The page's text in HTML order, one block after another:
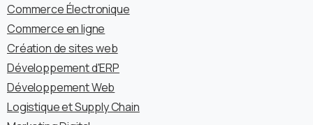
Commerce Électronique
Commerce en ligne
Création de sites web
Développement d'ERP
Développement Web
Logistique et Supply Chain